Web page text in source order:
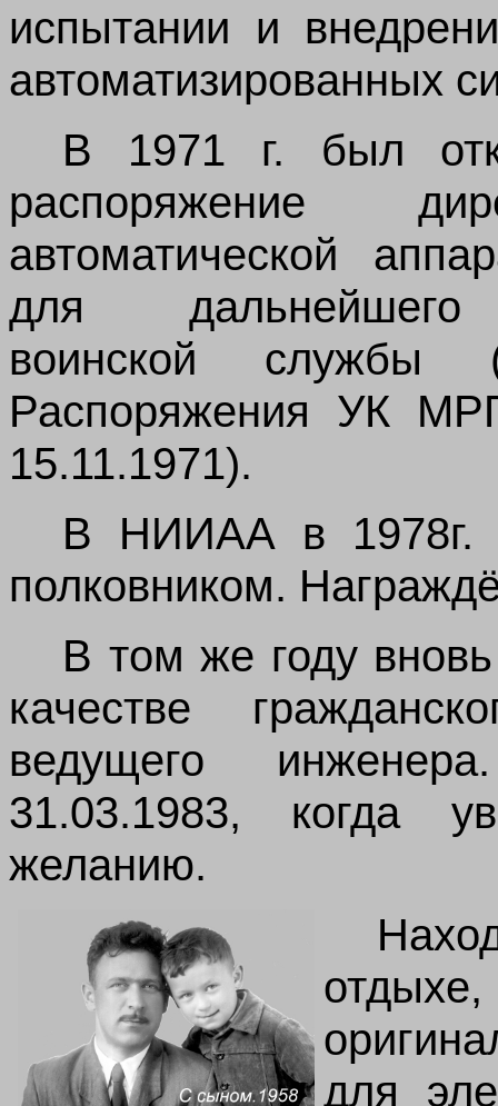
испытании и
автоматизированных
В 1971 г. был
распоряжение
автоматической
для дальнейшего
воинской службы
Распоряжения УК
15.11.1971).
В НИИАА в 1978г.
полковником.
В том же году
качестве
ведущего
31.03.1983, когда
желанию.
для